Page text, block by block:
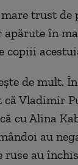
trust de
în
copiii
de mult.
Vladimir
cu Alina
au
au